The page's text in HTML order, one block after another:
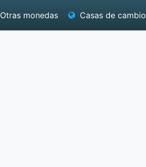
Otras monedas Casas de cambio